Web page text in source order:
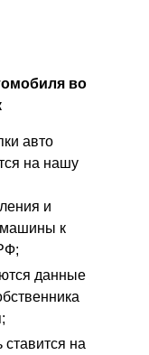
во
авто
на нашу
и
машины к
данные
на